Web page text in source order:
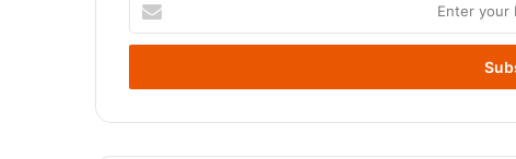
your
Email